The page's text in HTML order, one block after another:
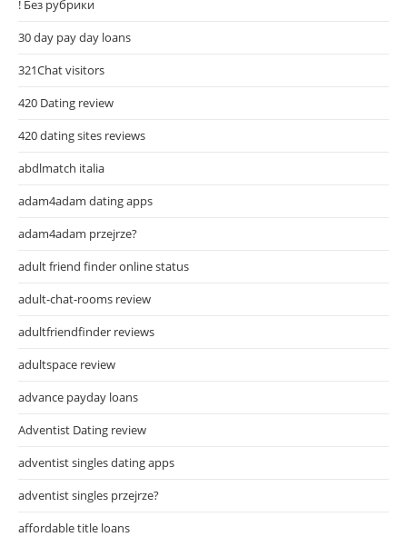
! Без рубрики
30 day pay day loans
321Chat visitors
420 Dating review
420 dating sites reviews
abdlmatch italia
adam4adam dating apps
adam4adam przejrze?
adult friend finder online status
adult-chat-rooms review
adultfriendfinder reviews
adultspace review
advance payday loans
Adventist Dating review
adventist singles dating apps
adventist singles przejrze?
affordable title loans